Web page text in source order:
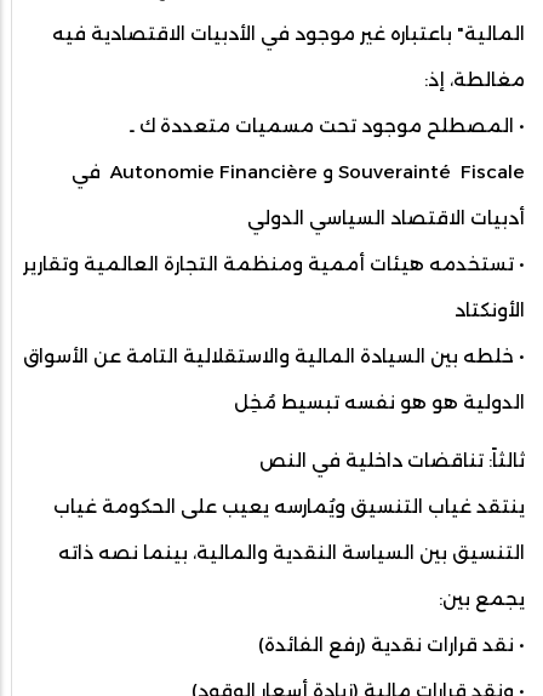
المالية" باعتباره غير موجود في الأدبيات الاقتصادية فيه
مغالطة، إذ:
• المصطلح موجود تحت مسميات متعددة ك ـ
Souverainté Fiscale و Autonomie Financière في
أدبيات الاقتصاد السياسي الدولي
• تستخدمه هيئات أممية ومنظمة التجارة العالمية وتقارير
الأونكتاد
• خلطه بين السيادة المالية والاستقلالية التامة عن الأسواق
الدولية هو هو نفسه تبسيط مُخِل
ثالثاً: تناقضات داخلية في النص
ينتقد غياب التنسيق ويُمارسه يعيب على الحكومة غياب
التنسيق بين السياسة النقدية والمالية، بينما نصه ذاته
يجمع بين:
• نقد قرارات نقدية (رفع الفائدة)
• ونقد قرارات مالية (زيادة أسعار الوقود)